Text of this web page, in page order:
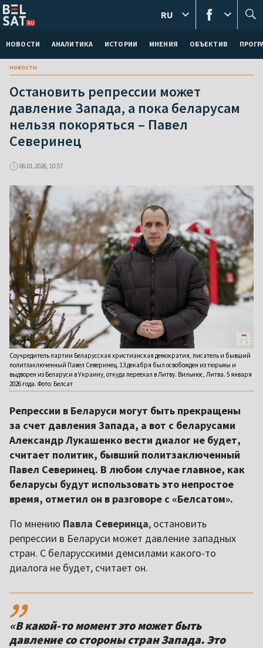
НОВОСТИ АНАЛИТИКА ИСТОРИИ МНЕНИЯ ОБЪЕКТИВ
RU
новости
Остановить репрессии может
давление Запада, а пока беларусам
нельзя покоряться – Павел
Северинец
06.01.2026, 10:57
Соучредитель партии Беларусская христианская демократия, писатель и бывший
политзаключенный Павел Северинец. 13 декабря был освобожден из тюрьмы и
выдворен из Беларуси в Украину, откуда переехал в Литву. Вильнюс, Литва. 5 января
2026 года. Фото: Белсат
Репрессии в Беларуси могут быть прекращены
за счет давления Запада, а вот с беларусами
Александр Лукашенко вести диалог не будет,
считает политик, бывший политзаключенный
Павел Северинец. В любом случае главное, как
беларусы будут использовать это непростое
время, отметил он в разговоре с «Белсатом».
По мнению Павла Северинца, остановить
репрессии в Беларуси может давление западных
стран. С беларусскими демсилами какого-то
диалога не будет, считает он.
,,
«В какой-то момент это может быть
давление со стороны стран Запада. Это